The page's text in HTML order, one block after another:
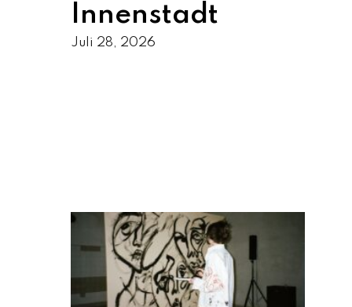
Innenstadt
Juli 28, 2026